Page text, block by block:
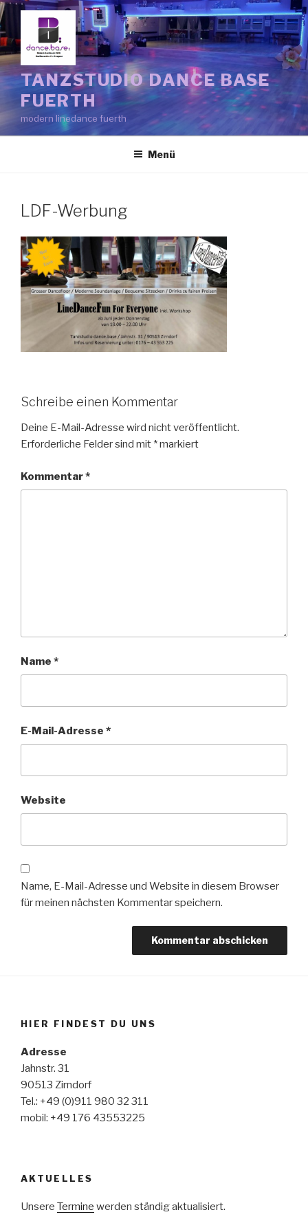
Zum
Inhalt
springen
TANZSTUDIO DANCE BASE
FUERTH
modern linedance fuerth
Menü
LDF-Werbung
Schreibe einen Kommentar
Deine E-Mail-Adresse wird nicht veröffentlicht.
Erforderliche Felder sind mit *markiert
Kommentar*
Name *
E-Mail-Adresse *
Website
Name, E-Mail-Adresse und Website in diesem Browser
für meinen nächsten Kommentar speichern.
HIER FINDEST DU UNS
Adresse
Jahnstr. 31
90513 Zirndorf
Tel.: +49 (0)911 980 32 311
mobil: +49 176 43553225
AKTUELLES
Unsere Termine werden ständig aktualisiert.